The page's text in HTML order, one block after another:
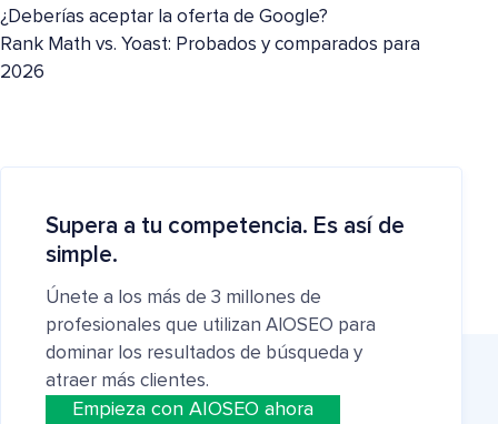
¿Deberías aceptar la oferta de Google?
Rank Math vs. Yoast: Probados y comparados para
2026
Supera a tu competencia. Es así de
simple.
Únete a los más de 3 millones de
profesionales que utilizan AIOSEO para
dominar los resultados de búsqueda y
atraer más clientes.
Empieza con AIOSEO ahora